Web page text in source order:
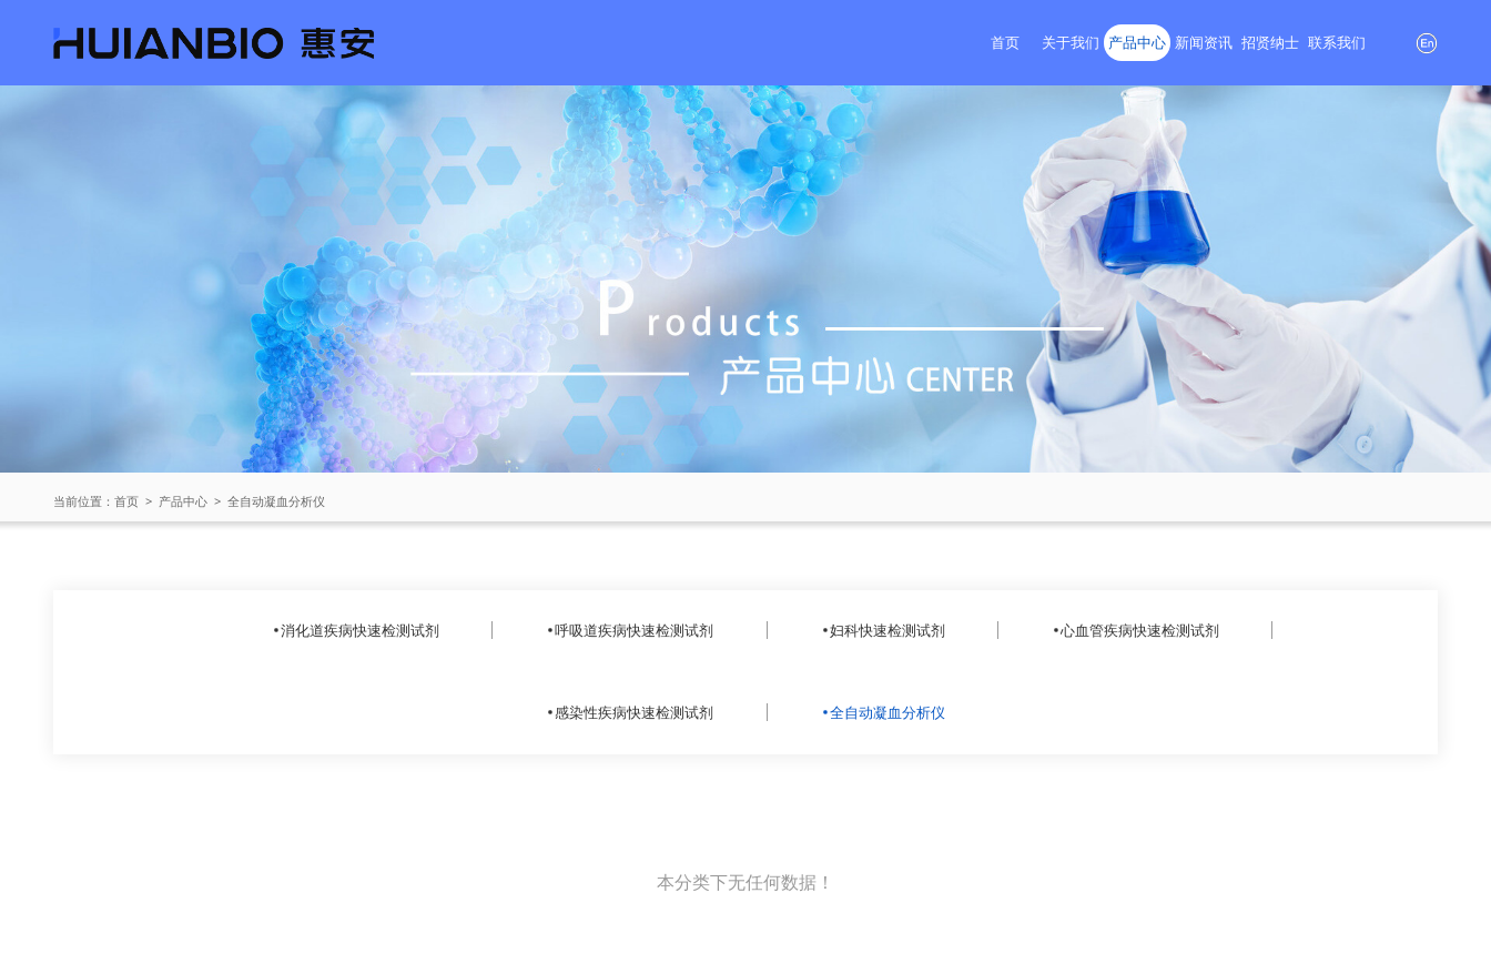
首页 关于我们 产品中心 新闻资讯 招贤纳士 联系我们
当前位置：首页 > 产品中心 > 全自动凝血分析仪
消化道疾病快速检测试剂 呼吸道疾病快速检测试剂 妇科快速检测试剂 心血管疾病快速检测试剂
感染性疾病快速检测试剂 全自动凝血分析仪
本分类下无任何数据！